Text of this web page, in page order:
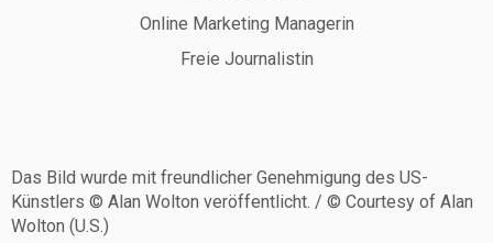
Online Marketing Managerin
Freie Journalistin
Das Bild wurde mit freundlicher Genehmigung des US-
Künstlers © Alan Wolton veröffentlicht. / © Courtesy of Alan
Wolton (U.S.)